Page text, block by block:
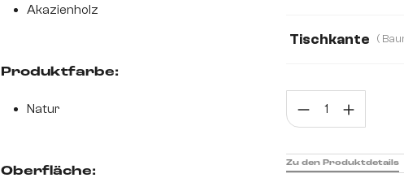
Tischkante
Zu den Produktdetails
Akazienholz
Produktfarbe:
Natur
Oberfläche: